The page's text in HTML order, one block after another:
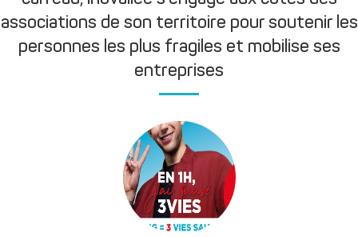
associations de son territoire pour soutenir les
personnes les plus fragiles et mobilise ses
entreprises